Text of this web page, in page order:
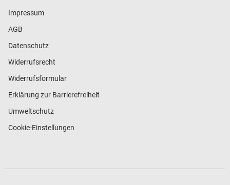
Impressum
AGB
Datenschutz
Widerrufsrecht
Widerrufsformular
Erklärung zur Barrierefreiheit
Umweltschutz
Cookie-Einstellungen